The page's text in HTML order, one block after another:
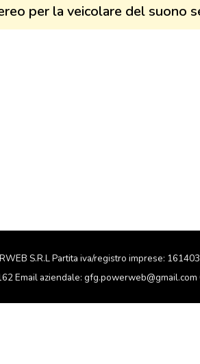
per la veicolare del suono
S.R.L Partita iva/registro imprese:
Email aziendale: